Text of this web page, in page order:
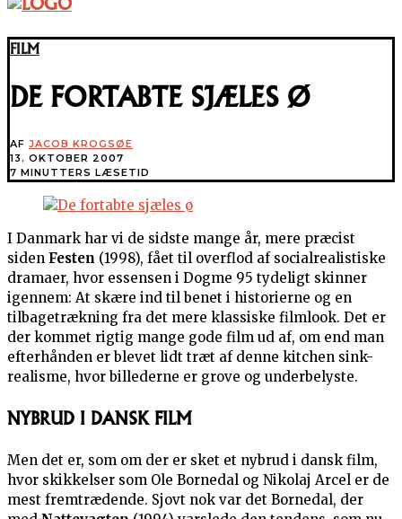
FILM
DE FORTABTE SJÆLES Ø
AF JACOB KROGSØE
13. OKTOBER 2007
7 MINUTTERS LÆSETID
I Danmark har vi de sidste mange år, mere præcist
siden Festen (1998), fået til overflod af socialrealistiske
dramaer, hvor essensen i Dogme 95 tydeligt skinner
igennem: At skære ind til benet i historierne og en
tilbagetrækning fra det mere klassiske filmlook. Det er
der kommet rigtig mange gode film ud af, om end man
efterhånden er blevet lidt træt af denne kitchen sink-
realisme, hvor billederne er grove og underbelyste.
NYBRUD I DANSK FILM
Men det er, som om der er sket et nybrud i dansk film,
hvor skikkelser som Ole Bornedal og Nikolaj Arcel er de
mest fremtrædende. Sjovt nok var det Bornedal, der